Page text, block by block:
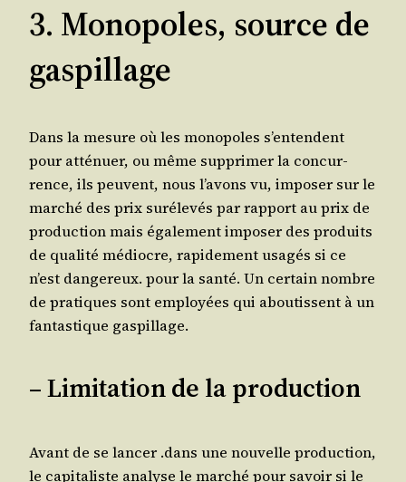
3. Monopoles, source de
gaspillage
Dans la mesure où les mono­poles s’entendent
pour atté­nuer, ou même sup­pri­mer la concur­
rence, ils peuvent, nous l’avons vu, impo­ser sur le
mar­ché des prix sur­éle­vés par rap­port au prix de
pro­duc­tion mais éga­le­ment impo­ser des pro­duits
de qua­li­té médiocre, rapi­de­ment usa­gés si ce
n’est dan­ge­reux. pour la san­té. Un cer­tain nombre
de pra­tiques sont employées qui abou­tissent à un
fan­tas­tique gaspillage.
– Limitation de la production
Avant de se lan­cer .dans une nou­velle pro­duc­tion,
le capi­ta­liste ana­lyse le mar­ché pour savoir si le